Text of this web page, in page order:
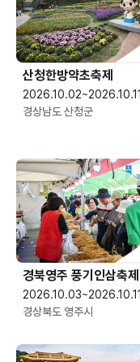
산청한방약초축제
2026.10.02~2026.10.11
경상남도 산청군
경북영주 풍기인삼축제
2026.10.03~2026.10.11
경상북도 영주시